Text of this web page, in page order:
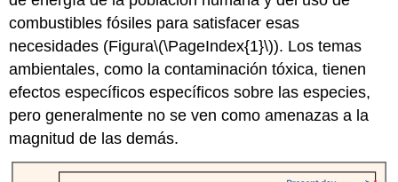
combustibles fósiles para satisfacer esas
necesidades (Figura\(\PageIndex{1}\)). Los temas
ambientales, como la contaminación tóxica, tienen
efectos específicos específicos sobre las especies,
pero generalmente no se ven como amenazas a la
magnitud de las demás.